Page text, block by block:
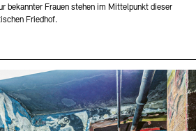
bekannter Frauen stehen im Mittelpunkt dieser
Friedhof.